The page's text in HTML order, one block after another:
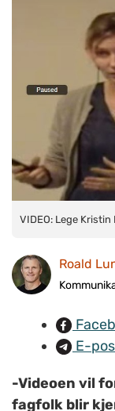
VIDEO: Lege Kristin
VIDEO: Lege Kristin
Roald
E-
-Videoen vil
fagfolk blir